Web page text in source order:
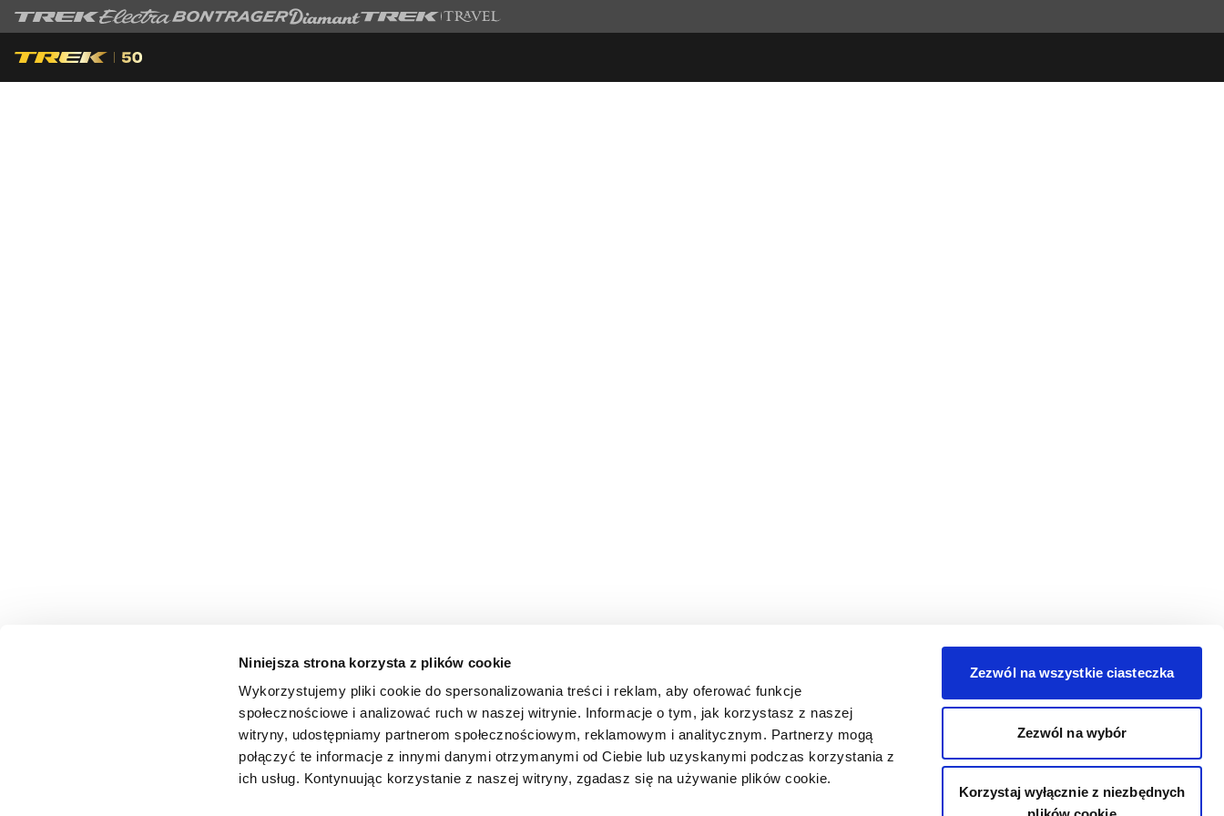
Niniejsza strona korzysta z plików cookie
Wykorzystujemy pliki cookie do spersonalizowania treści i reklam, aby oferować funkcje
społecznościowe i analizować ruch w naszej witrynie. Informacje o tym, jak korzystasz z naszej
witryny, udostępniamy partnerom społecznościowym, reklamowym i analitycznym. Partnerzy mogą
połączyć te informacje z innymi danymi otrzymanymi od Ciebie lub uzyskanymi podczas korzystania z
ich usług. Kontynuując korzystanie z naszej witryny, zgadasz się na używanie plików cookie.
Zezwól na wszystkie ciasteczka
Zezwól na wybór
Korzystaj wyłącznie z niezbędnych